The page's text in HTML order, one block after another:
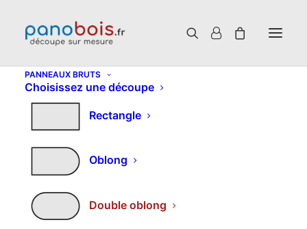
PANNEAUX BRUTS
Choisissez une découpe
Rectangle
Oblong
Double oblong